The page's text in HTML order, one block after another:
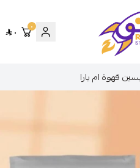
٠ ٠
قهوة ام يارا